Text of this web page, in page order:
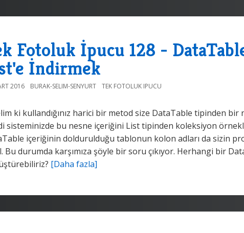
Fotoluk İpucu 128 -
İndirmek
2016 BURAK-SELIM-SENYURT TEK FOTOLUK IPUCU
ki kullandığınız harici bir metod size DataTable tipinden
sisteminizde bu nesne içeriğini Listtipinden koleksiyon
içeriğinin doldurulduğu tablonun kolon adları da sizin
Bu durumda karşımıza şöyle bir soru çıkıyor. Herhangi bir
[Daha fazla]